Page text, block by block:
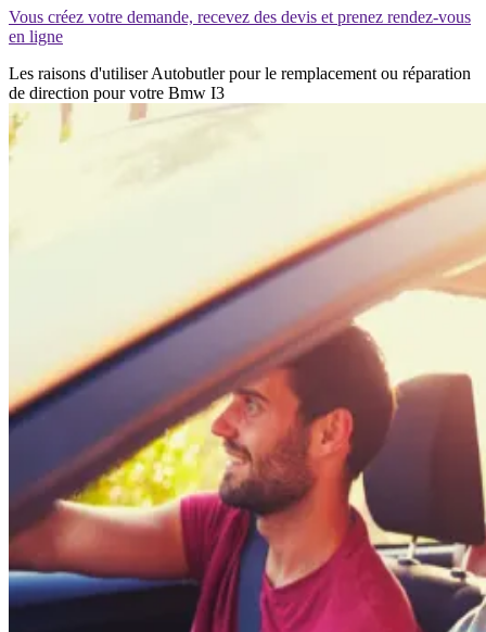
Vous créez votre demande, recevez des devis et prenez rendez-vous
en ligne
Les raisons d'utiliser Autobutler pour le remplacement ou réparation
de direction pour votre Bmw I3